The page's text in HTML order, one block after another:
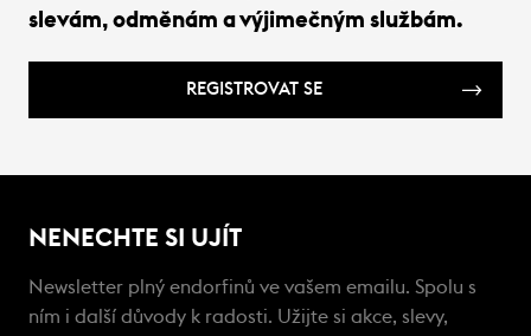
slevám, odměnám a výjimečným službám.
REGISTROVAT SE
NENECHTE SI UJÍT
Newsletter plný endorfinů ve vašem emailu. Spolu s
ním i další důvody k radosti. Užijte si akce, slevy,